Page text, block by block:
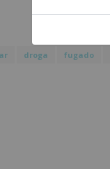
droga fugado